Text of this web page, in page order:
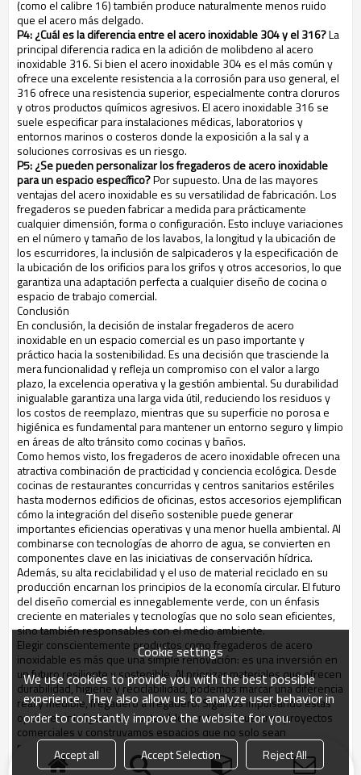
(como el calibre 16) también produce naturalmente menos ruido
que el acero más delgado.
P4: ¿Cuál es la diferencia entre el acero inoxidable 304 y el 316?La
principal diferencia radica en la adición de molibdeno al acero
inoxidable 316. Si bien el acero inoxidable 304 es el más común y
ofrece una excelente resistencia a la corrosión para uso general, el
316 ofrece una resistencia superior, especialmente contra cloruros
y otros productos químicos agresivos. El acero inoxidable 316 se
suele especificar para instalaciones médicas, laboratorios y
entornos marinos o costeros donde la exposición a la sal y a
soluciones corrosivas es un riesgo.
P5: ¿Se pueden personalizar los fregaderos de acero inoxidable
para un espacio específico?Por supuesto. Una de las mayores
ventajas del acero inoxidable es su versatilidad de fabricación. Los
fregaderos se pueden fabricar a medida para prácticamente
cualquier dimensión, forma o configuración. Esto incluye variaciones
en el número y tamaño de los lavabos, la longitud y la ubicación de
los escurridores, la inclusión de salpicaderos y la especificación de
la ubicación de los orificios para los grifos y otros accesorios, lo que
garantiza una adaptación perfecta a cualquier diseño de cocina o
espacio de trabajo comercial.
Conclusión
En conclusión, la decisión de instalar fregaderos de acero
inoxidable en un espacio comercial es un paso importante y
práctico hacia la sostenibilidad. Es una decisión que trasciende la
mera funcionalidad y refleja un compromiso con el valor a largo
plazo, la excelencia operativa y la gestión ambiental. Su durabilidad
inigualable garantiza una larga vida útil, reduciendo los residuos y
los costos de reemplazo, mientras que su superficie no porosa e
higiénica es fundamental para mantener un entorno seguro y limpio
en áreas de alto tránsito como cocinas y baños.
Como hemos visto, los fregaderos de acero inoxidable ofrecen una
atractiva combinación de practicidad y conciencia ecológica. Desde
cocinas de restaurantes concurridas y centros sanitarios estériles
hasta modernos edificios de oficinas, estos accesorios ejemplifican
cómo la integración del diseño sostenible puede generar
importantes eficiencias operativas y una menor huella ambiental. Al
combinarse con tecnologías de ahorro de agua, se convierten en
componentes clave en las iniciativas de conservación hídrica.
Además, su alta reciclabilidad y el uso de material reciclado en su
producción encarnan los principios de la economía circular. El futuro
del diseño comercial es innegablemente verde, con un énfasis
creciente en materiales y tecnologías que no solo sean eficientes,
sino también responsables con el medio ambiente.
Elegir conscientemente productos como fregaderos de acero
inoxidable es más que una simple renovación: es una inversión en
un futuro resiliente y sostenible. Al priorizar materiales que ofrecen
durabilidad, higiene y reciclabilidad, podemos marcar una diferencia
real y medible, fregadero a fregadero. Sigamos impulsando estas
opciones inteligentes y sostenibles en todos nuestros proyectos
comerciales y construyamos espacios que no solo sean
productivos y rentables, sino también saludables para las personas
y el planeta.
Cookie settings
We use cookies to provide you with the best possible
experience. They also allow us to analyze user behavior in
order to constantly improve the website for you.
Accept all Accept Selection Reject All